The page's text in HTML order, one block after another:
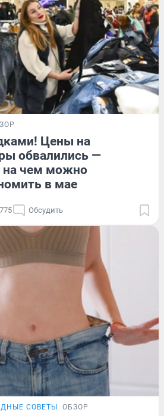
Цены на
обвалились —
на чем можно
в мае
Обсудить
СОВЕТЫ ОБЗОР